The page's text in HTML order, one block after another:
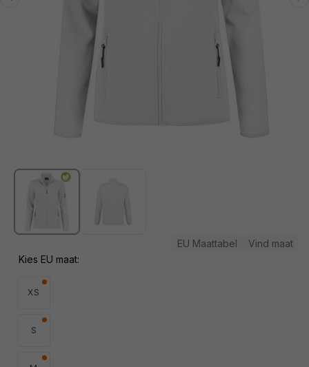
openen
Kies EU maat:
EU Maattabel Vind maat
XS
S